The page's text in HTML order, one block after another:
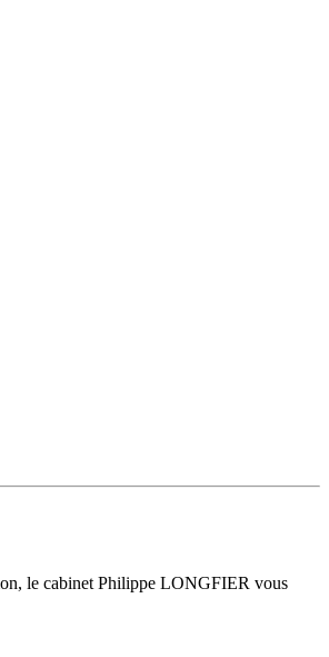
le cabinet Philippe LONGFIER vous